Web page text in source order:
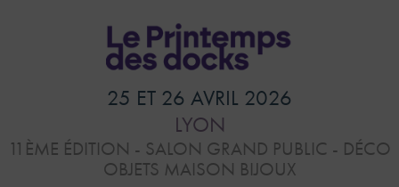
CONFÉRENCES
25 ET 26 AVRIL 2026
LYON
11ÈME ÉDITION - SALON GRAND PUBLIC - DÉCO
OBJETS MAISON BIJOUX